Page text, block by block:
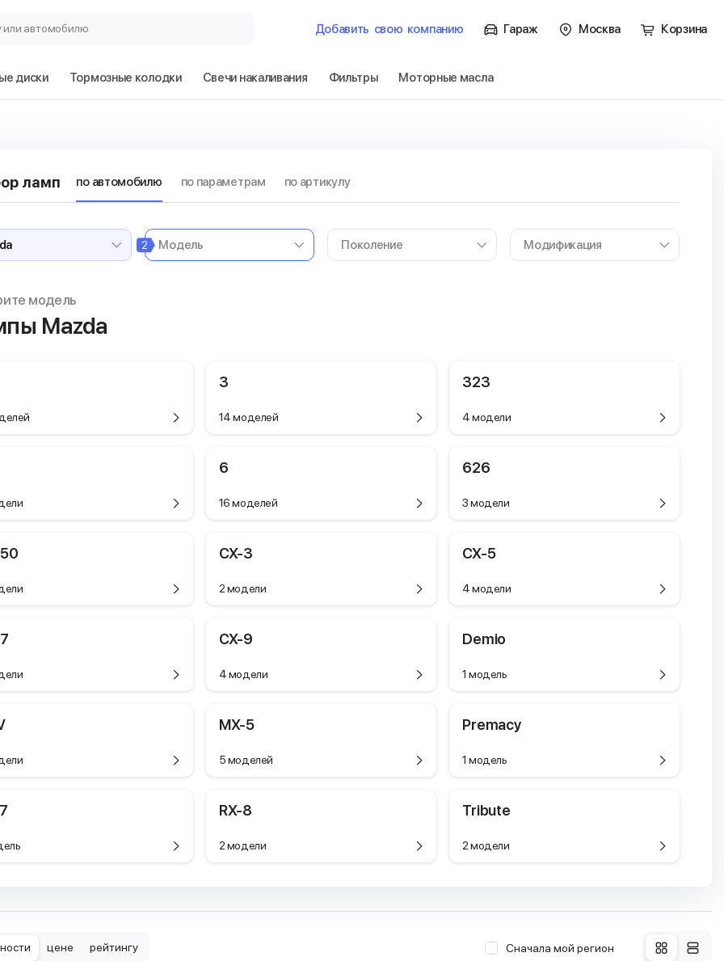
или автомобилю Добавить свою компанию Гараж Москва Корзина
диски Тормозные колодки Свечи накаливания Фильтры Моторные масла
ламп по автомобилю по параметрам по артикулу
2
модель
Mazda
3
14 моделей
323
4 модели
6
16 моделей
626
3 модели
CX-3
2 модели
CX-5
4 модели
CX-9
4 модели
Demio
1 модель
MX-5
5 моделей
Premacy
1 модель
RX-8
2 модели
Tribute
2 модели
цене рейтингу Сначала мой регион